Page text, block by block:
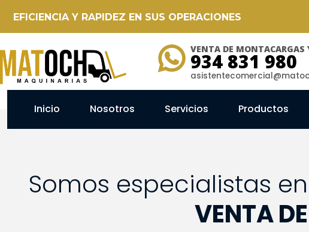
EFICIENCIA Y RAPIDEZ EN SUS OPERACIONES
VENTA DE MONTACARGAS
934 831 980
Inicio Nosotros Servicios Productos
Somos especialistas
VENTA